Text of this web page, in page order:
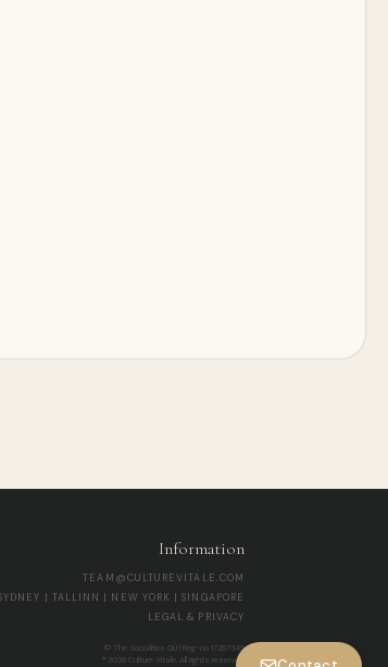
Information
TEAM@CULTUREVITALE.COM
| TALLINN | NEW YORK | SINGAPORE
LEGAL & PRIVACY
© The Socialites OÜ | Reg-no 17267345
® 2026 Culture Vitale. All rights reserved.